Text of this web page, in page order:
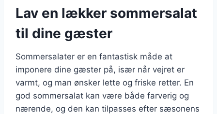
Lav en lækker sommersalat
til dine gæster
Sommersalater er en fantastisk måde at
imponere dine gæster på, især når vejret er
varmt, og man ønsker lette og friske retter. En
god sommersalat kan være både farverig og
nærende, og den kan tilpasses efter sæsonens